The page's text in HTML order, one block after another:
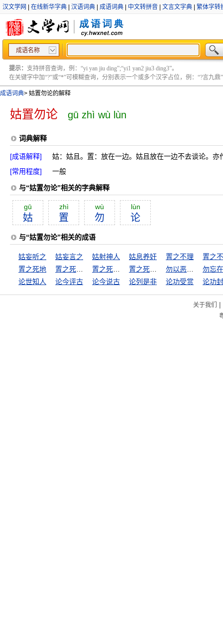
汉文学网 在线新华字典 汉语词典 成语词典 中文转拼音 文言文字典 繁体字转
成语名称
提示： 支持拼音查询，例：“yi yan jiu ding”;“yi1 yan2 jiu3 ding3”。
在关键字中加“?”或“*”可模糊查询，分别表示一个或多个汉字占位，例：“?言九鼎”
成语词典> 姑置勿论的解释
姑置勿论 gū zhì wù lùn
词典解释
[成语解释]
姑：姑且。置：放在一边。姑且放在一边不去谈论。亦
[常用程度]
一般
与“姑置勿论”相关的字典解释
gū
姑
zhì
置
wù
勿
lùn
论
与“姑置勿论”相关的成语
姑妄听之 姑妄言之 姑射神人 姑息养奸 置之不理
置之
置之死地
勿忘
论世知人
论今评古 论今说古 论列是非 论功受赏 论功
关于我们 |